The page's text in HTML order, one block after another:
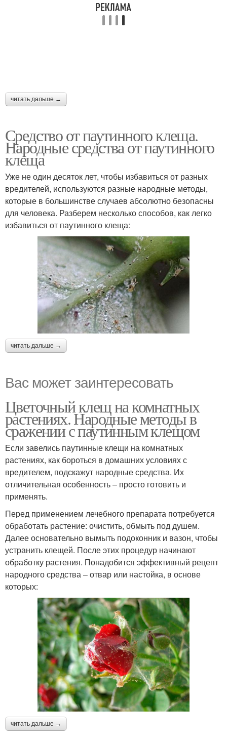
читать дальше →
Средство от паутинного клеща.
Народные средства от паутинного
клеща
Уже не один десяток лет, чтобы избавиться от разных
вредителей, используются разные народные методы,
которые в большинстве случаев абсолютно безопасны
для человека. Разберем несколько способов, как легко
избавиться от паутинного клеща:
читать дальше →
Вас может заинтересовать
Цветочный клещ на комнатных
растениях. Народные методы в
сражении с паутинным клещом
Если завелись паутинные клещи на комнатных
растениях, как бороться в домашних условиях с
вредителем, подскажут народные средства. Их
отличительная особенность – просто готовить и
применять.
Перед применением лечебного препарата потребуется
обработать растение: очистить, обмыть под душем.
Далее основательно вымыть подоконник и вазон, чтобы
устранить клещей. После этих процедур начинают
обработку растения. Понадобится эффективный рецепт
народного средства – отвар или настойка, в основе
которых:
читать дальше →